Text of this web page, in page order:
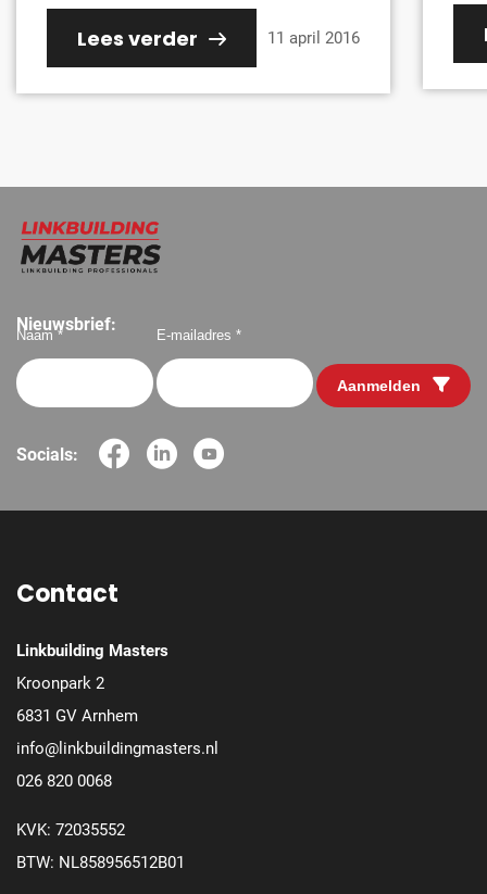
Lees verder 11 april 2016
Nieuwsbrief:
Naam * E-mailadres *
Aanmelden
Socials:
Contact
Linkbuilding Masters
Kroonpark 2
6831 GV Arnhem
info@linkbuildingmasters.nl
026 820 0068
KVK: 72035552
BTW: NL858956512B01